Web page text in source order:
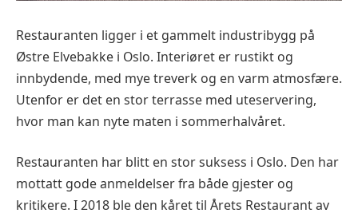
Restauranten ligger i et gammelt industribygg på
Østre Elvebakke i Oslo. Interiøret er rustikt og
innbydende, med mye treverk og en varm atmosfære.
Utenfor er det en stor terrasse med uteservering,
hvor man kan nyte maten i sommerhalvåret.
Restauranten har blitt en stor suksess i Oslo. Den har
mottatt gode anmeldelser fra både gjester og
kritikere. I 2018 ble den kåret til Årets Restaurant av